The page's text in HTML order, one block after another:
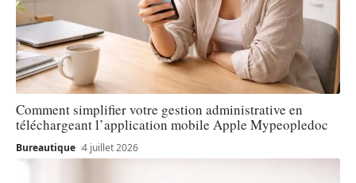
Comment simplifier votre gestion administrative en
téléchargeant l’application mobile Apple Mypeopledoc
Bureautique 4 juillet 2026